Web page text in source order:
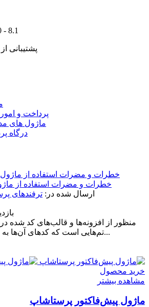
- 8.1
پشتیبانی
پرداخت و
ماژول های
درگاه
خطرات و مضرات استفاده از
ارسال شده در: ترفندهای
408
منظور از افزونه‌ها و قالب‌های کد شده
تم‌هایی است که کدهای آن‌ها به صورت رمزگذاری شده...
خرید محصول
مشاهده بیشتر
ماژول پیش‌فاکتور پرستاشاپ